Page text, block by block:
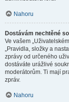
Nahoru
Dostávám nechtěné
Ve vašem
„Pravidla, složky a
zprávy od určeného
dostáváte urážlivé
moderátorům. Ti mají
zpráv.
Nahoru